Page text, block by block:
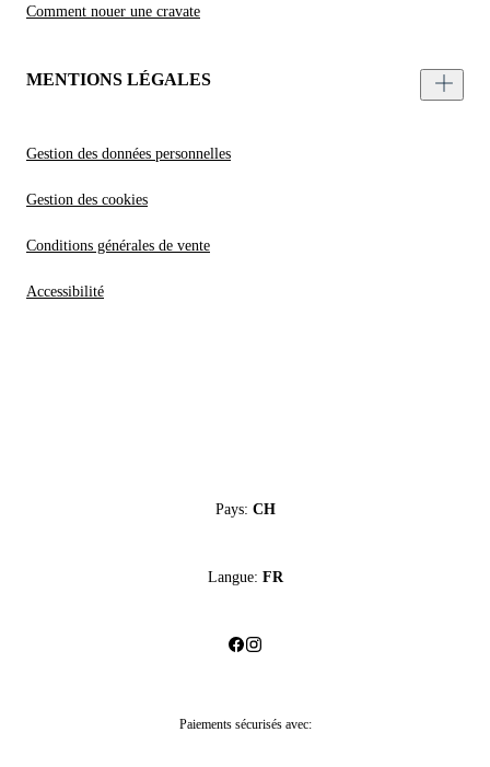
Comment nouer une cravate
MENTIONS LÉGALES
Gestion des données personnelles
Gestion des cookies
Conditions générales de vente
Accessibilité
Pays: CH
Langue: FR
Paiements sécurisés avec: